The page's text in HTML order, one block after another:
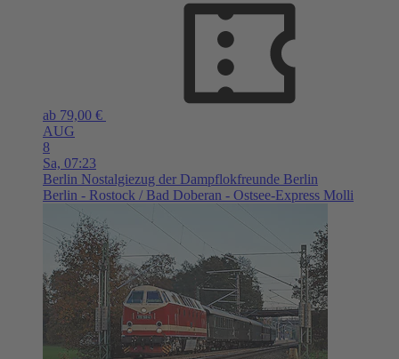
ab 79,00 €
AUG
8
Sa, 07:23
Berlin Nostalgiezug der Dampflokfreunde Berlin
Berlin - Rostock / Bad Doberan - Ostsee-Express Molli